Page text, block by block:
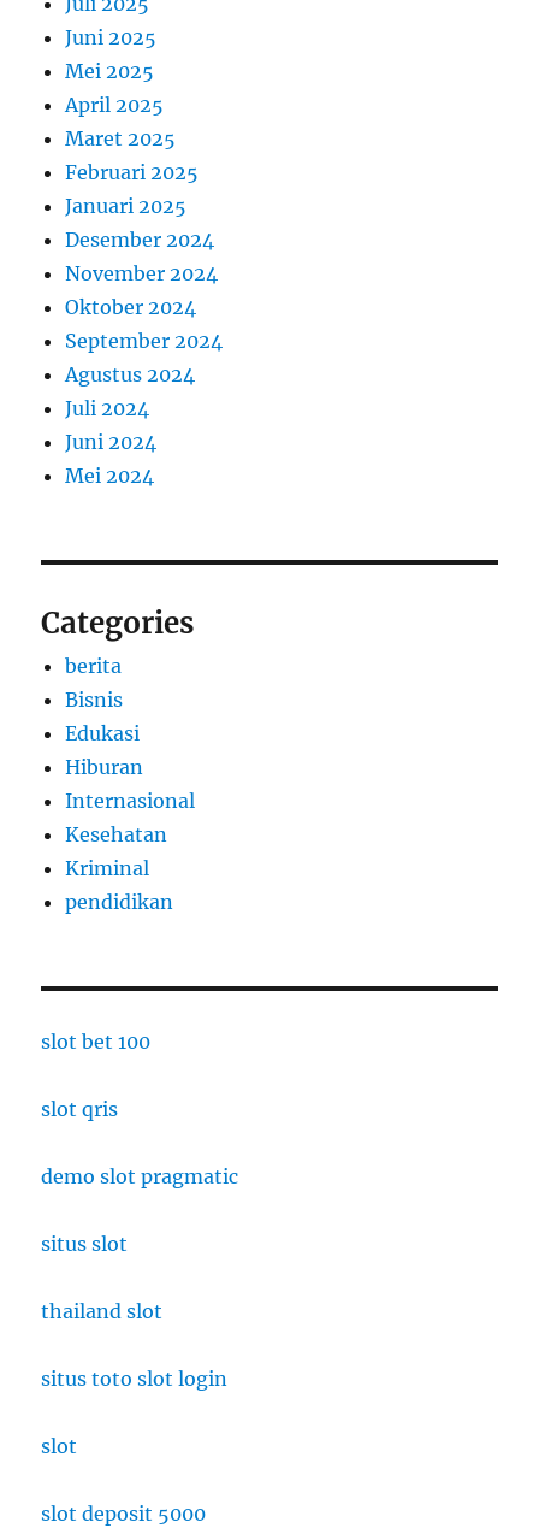
Juni 2025
Mei 2025
April 2025
Maret 2025
Februari 2025
Januari 2025
Desember 2024
November 2024
Oktober 2024
September 2024
Agustus 2024
Juli 2024
Juni 2024
Mei 2024
Categories
berita
Bisnis
Edukasi
Hiburan
Internasional
Kesehatan
Kriminal
pendidikan
slot bet 100
slot qris
demo slot pragmatic
situs slot
thailand slot
situs toto slot login
slot
slot deposit 5000